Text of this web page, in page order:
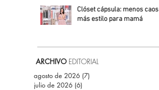
Clóset cápsula: menos caos,
más estilo para mamá
ARCHIVO EDITORIAL
agosto de 2026 (7)
julio de 2026 (6)